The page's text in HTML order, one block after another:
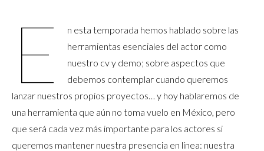
E
n esta temporada hemos hablado sobre las
herramientas esenciales del actor como
nuestro cv y demo; sobre aspectos que
debemos contemplar cuando queremos
lanzar nuestros propios proyectos… y hoy hablaremos de
una herramienta que aún no toma vuelo en México, pero
que será cada vez más importante para los actores si
queremos mantener nuestra presencia en línea: nuestra